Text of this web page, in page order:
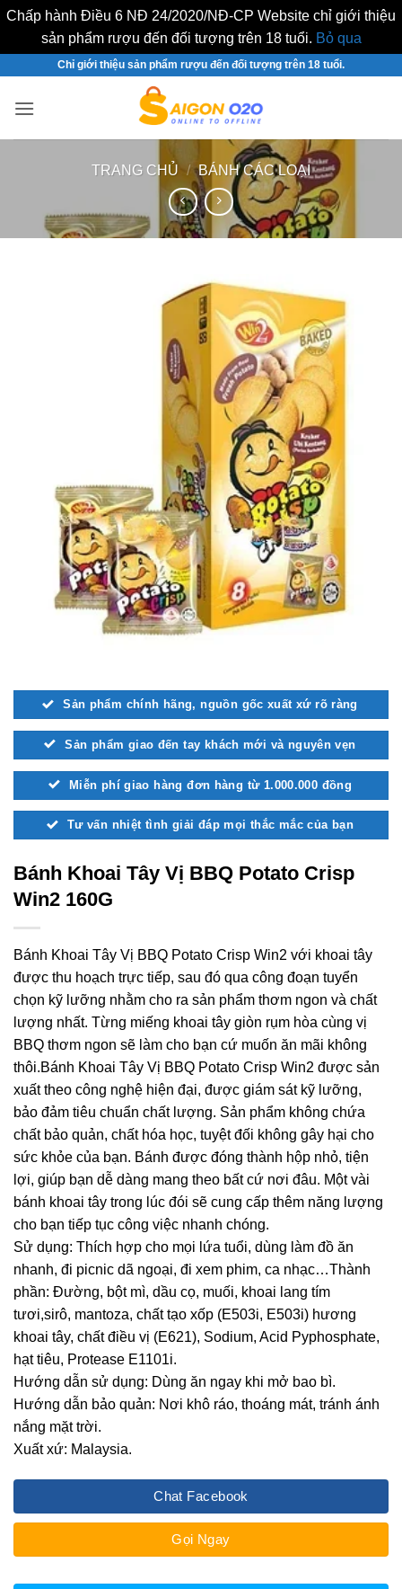
Chấp hành Điều 6 NĐ 24/2020/NĐ-CP Website chỉ giới thiệu
sản phẩm rượu đến đối tượng trên 18 tuổi. Bỏ qua
nội
Chỉ giới thiệu sản phẩm rượu đến đối tượng trên 18 tuổi.
TRANG CHỦ / BÁNH CÁC LOẠI
Sản phẩm chính hãng, nguồn gốc xuất xứ rõ ràng
Sản phẩm giao đến tay khách mới và nguyên vẹn
Miễn phí giao hàng đơn hàng từ 1.000.000 đồng
Tư vấn nhiệt tình giải đáp mọi thắc mắc của bạn
Bánh Khoai Tây Vị BBQ Potato Crisp
Win2 160G
Bánh Khoai Tây Vị BBQ Potato Crisp Win2 với khoai tây
được thu hoạch trực tiếp, sau đó qua công đoạn tuyển
chọn kỹ lưỡng nhằm cho ra sản phẩm thơm ngon và chất
lượng nhất. Từng miếng khoai tây giòn rụm hòa cùng vị
BBQ thơm ngon sẽ làm cho bạn cứ muốn ăn mãi không
thôi.Bánh Khoai Tây Vị BBQ Potato Crisp Win2 được sản
xuất theo công nghệ hiện đại, được giám sát kỹ lưỡng,
bảo đảm tiêu chuẩn chất lượng. Sản phẩm không chứa
chất bảo quản, chất hóa học, tuyệt đối không gây hại cho
sức khỏe của bạn. Bánh được đóng thành hộp nhỏ, tiện
lợi, giúp bạn dễ dàng mang theo bất cứ nơi đâu. Một vài
bánh khoai tây trong lúc đói sẽ cung cấp thêm năng lượng
cho bạn tiếp tục công việc nhanh chóng.
Sử dụng: Thích hợp cho mọi lứa tuổi, dùng làm đồ ăn
nhanh, đi picnic dã ngoại, đi xem phim, ca nhạc…Thành
phần: Đường, bột mì, dầu cọ, muối, khoai lang tím
tươi,sirô, mantoza, chất tạo xốp (E503i, E503i) hương
khoai tây, chất điều vị (E621), Sodium, Acid Pyphosphate,
hạt tiêu, Protease E1101i.
Hướng dẫn sử dụng: Dùng ăn ngay khi mở bao bì.
Hướng dẫn bảo quản: Nơi khô ráo, thoáng mát, tránh ánh
nắng mặt trời.
Xuất xứ: Malaysia.
Chat Facebook
Gọi Ngay